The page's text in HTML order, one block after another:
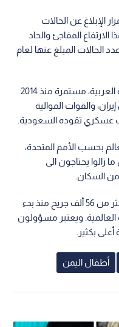
الإبلاغ عن الحالات
المفاجئ والحاد
الحالات المبلغ عنها لعام
الحرب في اليمن، أفقر دول شبه الجزيرة العربية، مستمرة منذ 2014
والقوات الموالية
بحسب الأمم المتحدة،
مليون شخص ما زالوا يحتاجون الى
وأوقعت الحرب حوالى 10 آلاف قتيل وأكثر من 56 ألف جريح منذ بدء
ويعتبر مسؤولون
بكثير.
أطفال اليمن